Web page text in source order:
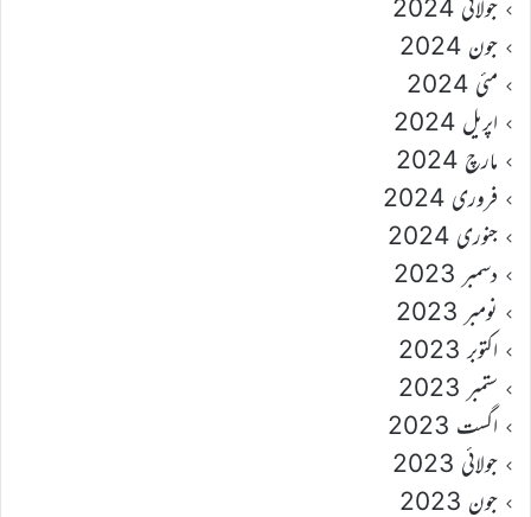
جولائی 2024
جون 2024
مئی 2024
اپریل 2024
مارچ 2024
فروری 2024
جنوری 2024
دسمبر 2023
نومبر 2023
اکتوبر 2023
ستمبر 2023
اگست 2023
جولائی 2023
جون 2023